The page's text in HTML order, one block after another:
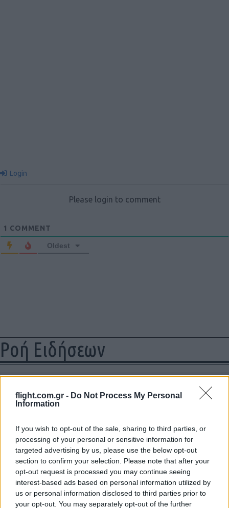
flight.com.gr - Do Not Process My Personal
Information
If you wish to opt-out of the sale, sharing to third parties, or
processing of your personal or sensitive information for
targeted advertising by us, please use the below opt-out
section to confirm your selection. Please note that after your
opt-out request is processed you may continue seeing
interest-based ads based on personal information utilized by
us or personal information disclosed to third parties prior to
your opt-out. You may separately opt-out of the further
Ροή Ειδήσεων
Ιστορικό ρεκόρ για την Aegean τον
14:20
Γερμανία: Συνελήφθη ύποπτος ο οποίος
κατηγορείται για κατασκοπεία σε βάρος
Login
Please login to comment
1 COMMENT
Oldest